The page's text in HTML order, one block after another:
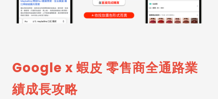
Google x 蝦皮 零售商全通路業
績成長攻略